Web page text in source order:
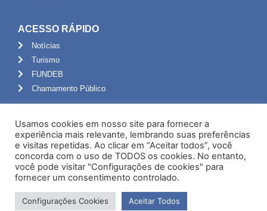
ACESSO RÁPIDO
Notícias
Turismo
FUNDEB
Chamamento Público
Portal do Servidor
Webmail
Administração
Usamos cookies em nosso site para fornecer a
experiência mais relevante, lembrando suas preferências
e visitas repetidas. Ao clicar em “Aceitar todos”, você
concorda com o uso de TODOS os cookies. No entanto,
você pode visitar "Configurações de cookies" para
fornecer um consentimento controlado.
Configurações Cookies Aceitar Todos